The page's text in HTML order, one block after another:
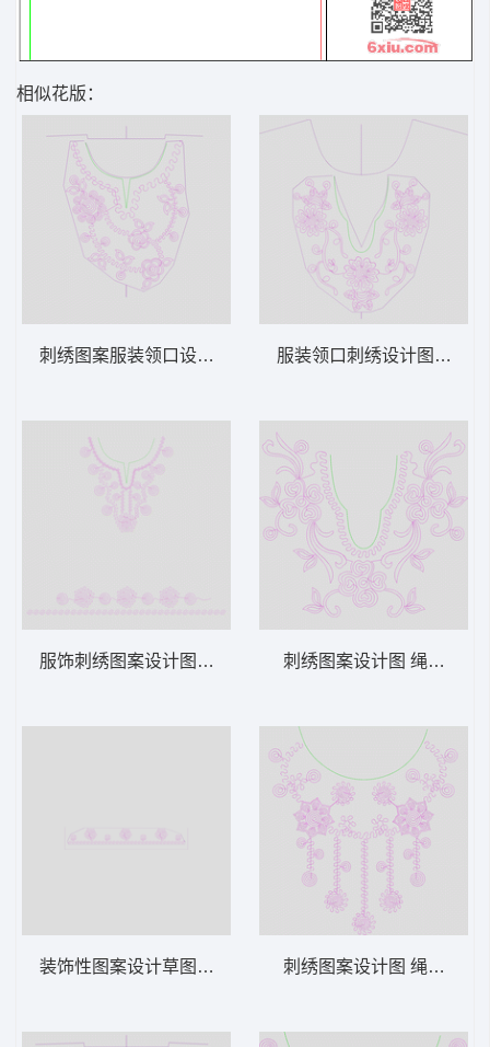
相似花版：
刺绣图案服装领口设计图 绳绣 盘带 链目绣
服饰刺绣图案设计图 绳绣 盘带 链目绣 特种
装饰性图案设计草图 绳绣 盘带 链目绣 特种
服装领口刺绣设计图 绳绣
刺绣图案设计图 绳绣 盘带
刺绣图案设计图 绳绣 盘带